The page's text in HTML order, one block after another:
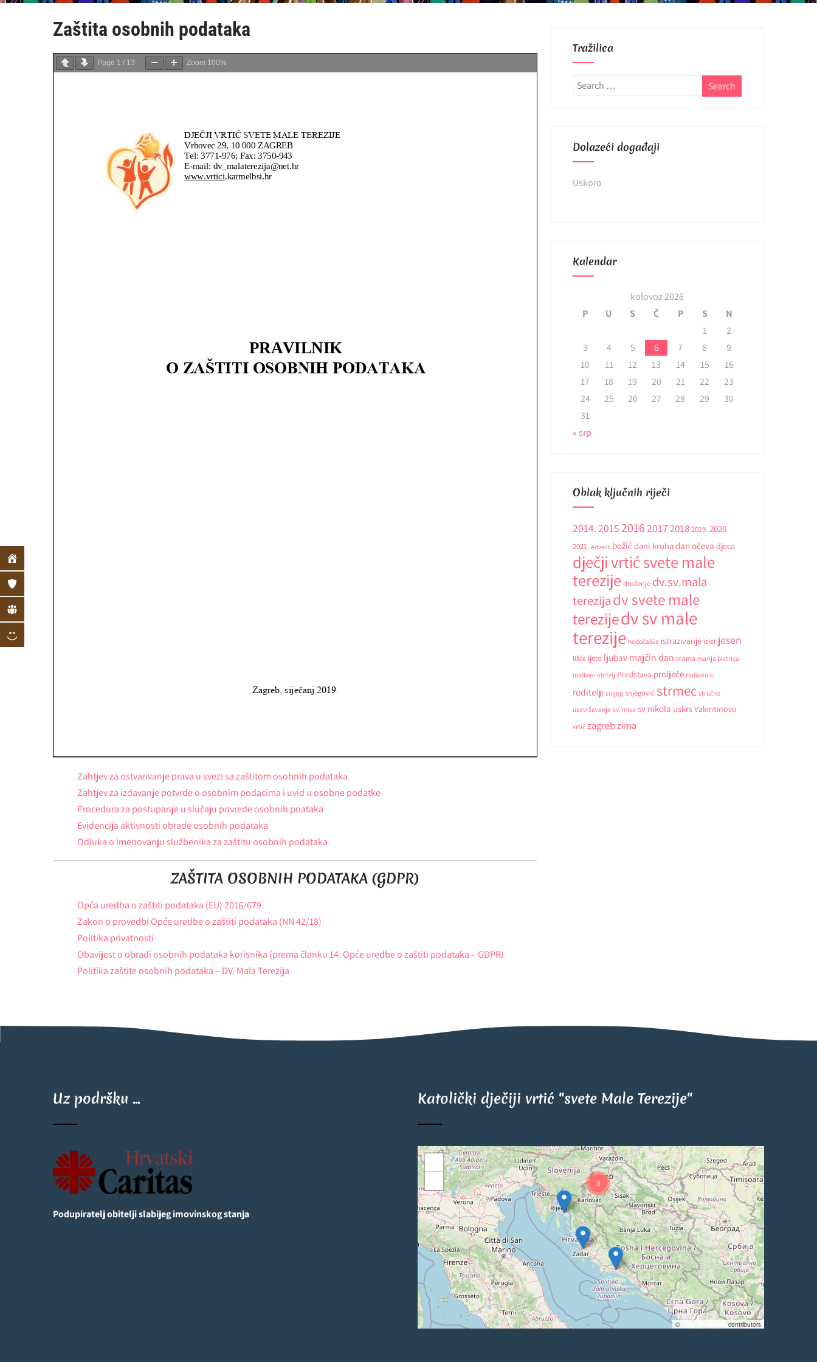
Zaštita osobnih podataka
Page 1 / 13 Zoom 100%
Zahtjev za ostvarivanje prava u svezi sa zaštitom osobnih podataka
Zahtjev za izdavanje potvrde o osobnim podacima i uvid u osobne podatke
Procedura za postupanje u slučaju povrede osobnih poataka
Evidencija aktivnosti obrade osobnih podataka
Odluka o imenovanju službenika za zaštitu osobnih podataka
ZAŠTITA OSOBNIH PODATAKA (GDPR)
Opća uredba o zaštiti podataka (EU) 2016/679
Zakon o provedbi Opće uredbe o zaštiti podataka (NN 42/18)
Politika privatnosti
Obavijest o obradi osobnih podataka korisnika (prema članku 14. Opće uredbe o zaštiti podataka – GDPR)
Politika zaštite osobnih podataka – DV. Mala Terezija
Tražilica
Dolazeći događaji
Uskoro
Kalendar
kolovoz 2026
P
U S Č P S
N
1
2
3
4 5 6 7 8
9
10
11 12 13 14 15
16
17
18 19 20 21 22
23
24
25 26 27 28 29
30
31
« srp
Oblak ključnih riječi
2014.20152016201720182019.2020
2021. Advent božić dani kruhadan očeva djeca
dječji vrtić svete male
terezijedruženje dv.sv.mala
terezijadv svete male
terezijedv sv male
terezije hodočašće istrazivanje izlet jesen
lišće ljeto ljubav majčin dan mama marija bistrica
maškare obitelj Predstava proljeće radionica
roditelji snijeg snjegović strmec stručno
usavršavanje sv. misa sv nikola uskrsValentinovo
vrtić zagrebzima
Uz podršku ...
Podupiratelj obitelji slabijeg imovinskog stanja
Katolički dječiji vrtić "svete Male Terezije"
3
© OpenStreetMap contributors